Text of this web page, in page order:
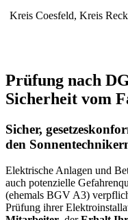
Kreis Coesfeld, Kreis
Prüfung nach
Sicherheit vom
Sicher,
den
Elektrische Anlagen und
auch potenzielle
(ehemals BGV A3)
Prüfung ihrer